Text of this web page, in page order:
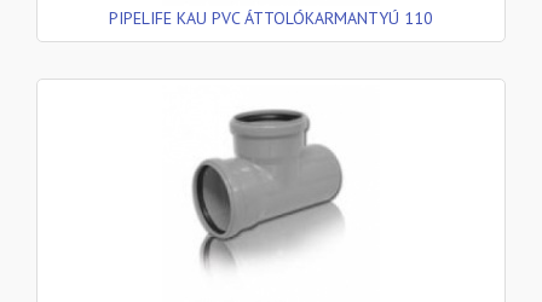
PIPELIFE KAU PVC ÁTTOLÓKARMANTYÚ 110